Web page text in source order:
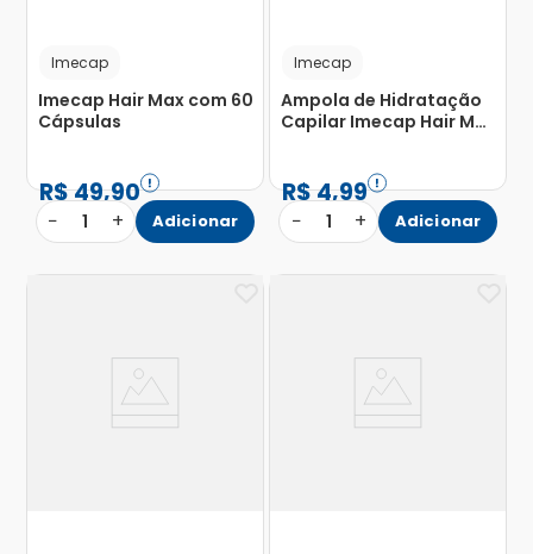
Imecap
Imecap Hair Max com 60
Cápsulas
R$49,90
− 1 + Adicionar
Imecap
Ampola de Hidratação
Capilar Imecap Hair Max
R$4,99
− 1 + Adicionar